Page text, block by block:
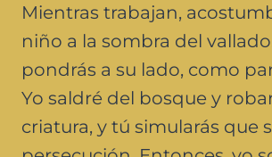
Mientras trabajan,
niño a la sombra del
pondrás a su lado, como
Yo saldré del bosque y
criatura, y tú simularás que